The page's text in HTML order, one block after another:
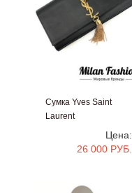
Сумка Yves Saint
Laurent
Цена:
26 000 РУБ.